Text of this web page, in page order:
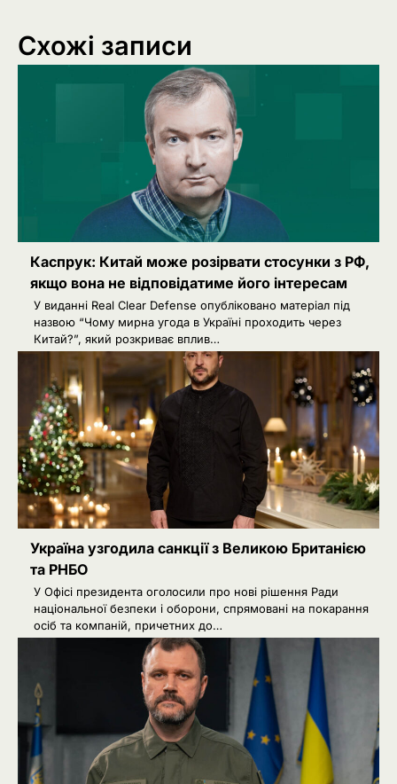
Схожі записи
Каспрук: Китай може розірвати стосунки з РФ,
якщо вона не відповідатиме його інтересам
У виданні Real Clear Defense опубліковано матеріал під
назвою “Чому мирна угода в Україні проходить через
Китай?”, який розкриває вплив…
Україна узгодила санкції з Великою Британією
та РНБО
У Офісі президента оголосили про нові рішення Ради
національної безпеки і оборони, спрямовані на покарання
осіб та компаній, причетних до…
РФ готує удари по НАТО
українськими дронами
Розумна Марина
РФ знеструмила Херсон: коли
повернуть світло в оселі